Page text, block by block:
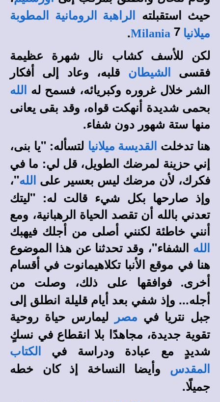
حيث استقبلته
الراهبة الرومانية المطوبة
ميلانيا
Milania 7
.
لكن للأسف كشاب نال شهرة عظيمة
فقسى
الشيطان
قلبه، وعاد إلى أفكار
الشر خلال غروره وكبريائه، فسمح له
الله
بحمى شديدة أنهكت قواه، وقد بقى يعانى
منها ستة شهور دون شفاء.
هنا تدخلت
القديسة ميلانيا لتسأله: "يا بنى،
إني حزينة لمرضك الطويل، قل لي: ما في
فكرك، لأن مرضك ليس بعسير على
الله"،
وإذ صارحها بكل شيء قالت له: "ليتك
تعدني بالله أن تقصد الحياة الرهبانية، ومع
أنني خاطئة لكنني أصلى من أجلك فيهبك
الله الشفاء"، وقد تحدثنا عن هذا الموضوع
هنا في موقع الأنبا تكلاهيمانوت في أقسام
أخرى.
فوافقها على ذلك، وصلت من
أجله... وإذ شفي بعد أيام قليلة انطلق إلى
جبل نتريا في مصر
ليمارس حياة روحية
تقوية جديدة، مجاهدًا بلا انقطاع في نسكٍ
شديدٍ مع عبادة ودراسة في
الكتاب
المقدس
وأيضا النساخة إذ كان خطه
جميلًا.